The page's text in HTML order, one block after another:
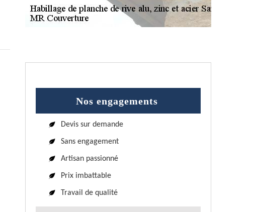
Nos engagements
Devis sur demande
Sans engagement
Artisan passionné
Prix imbattable
Travail de qualité